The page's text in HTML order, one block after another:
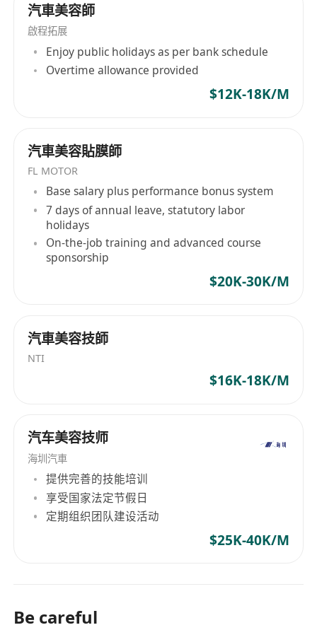
汽車美容師
啟程拓展
Enjoy public holidays as per bank schedule
Overtime allowance provided
$12K-18K/M
汽車美容貼膜師
FL MOTOR
Base salary plus performance bonus system
7 days of annual leave, statutory labor
holidays
On-the-job training and advanced course
sponsorship
$20K-30K/M
汽車美容技師
NTI
$16K-18K/M
汽车美容技师
海圳汽車
提供完善的技能培训
享受国家法定节假日
定期组织团队建设活动
$25K-40K/M
Be careful